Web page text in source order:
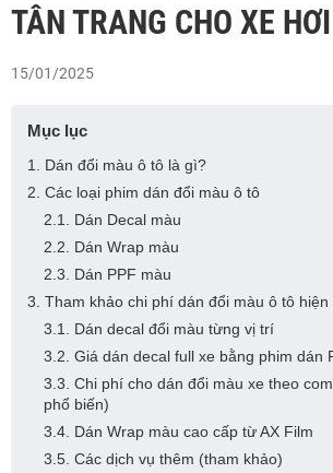
TÂN TRANG CHO XE
15/01/2025
Mục lục
1. Dán đổi màu ô tô là gì?
2. Các loại phim dán đổi màu ô tô
2.1. Dán Decal màu
2.2. Dán Wrap màu
2.3. Dán PPF màu
3. Tham khảo chi phí dán đổi màu ô tô hiện
3.1. Dán decal đổi màu từng vị trí
3.2. Giá dán decal full xe bằng phim dán
3.3. Chi phí cho dán đổi màu xe theo
phổ biến)
3.4. Dán Wrap màu cao cấp từ AX Film
3.5. Các dịch vụ thêm (tham khảo)